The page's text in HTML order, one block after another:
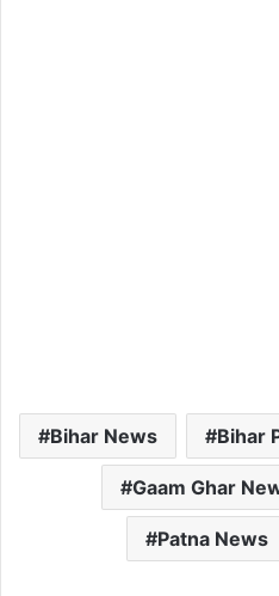
Bihar News Bihar
Gaam Ghar
Patna News